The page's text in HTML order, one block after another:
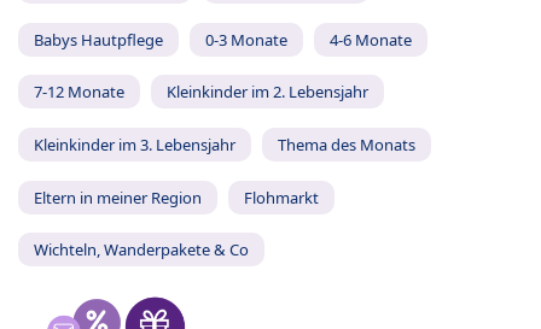
Babys Hautpflege 0-3 Monate 4-6 Monate
7-12 Monate Kleinkinder im 2. Lebensjahr
Kleinkinder im 3. Lebensjahr Thema des Monats
Eltern in meiner Region Flohmarkt
Wichteln, Wanderpakete & Co